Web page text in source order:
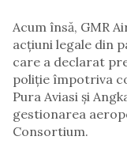
Acum însă, GMR
acțiuni legale din
care a declarat
poliție împotriva
Pura Aviasi și
gestionarea
Consortium.